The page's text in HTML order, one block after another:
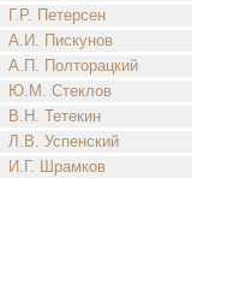
Г.Р. Петерсен
А.И. Пискунов
А.П. Полторацкий
Ю.М. Стеклов
В.Н. Тетекин
Л.В. Успенский
И.Г. Шрамков